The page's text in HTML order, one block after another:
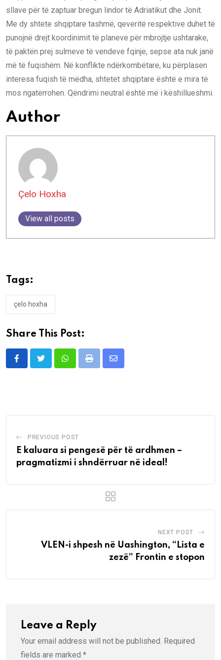
sllave për të zaptuar bregun lindor të Adriatikut dhe Jonit.
Me dy shtete shqiptare tashmë, qeveritë respektive duhet të
punojnë drejt koordinimit të planeve për mbrojtje ushtarake,
të paktën prej sulmeve të vendeve fqinje, sepse ata nuk janë
më të fuqishëm. Në konflikte ndërkombëtare, ku përplasen
interesa fuqish të mëdha, shtetet shqiptare është e mira të
mos ngatërrohen. Qëndrimi neutral është më i këshillueshmi.
Author
Çelo Hoxha
View all posts
Tags:
çelo hoxha
Share This Post:
WhatsappPrint
Share
PREVIOUS POST
E kaluara si pengesë për të ardhmen –
pragmatizmi i shndërruar në ideal!
NEXT POST
VLEN-i shpesh në Uashington, “Lista e
zezë” Frontin e stopon
Leave a Reply
Your email address will not be published. Required
fields are marked *